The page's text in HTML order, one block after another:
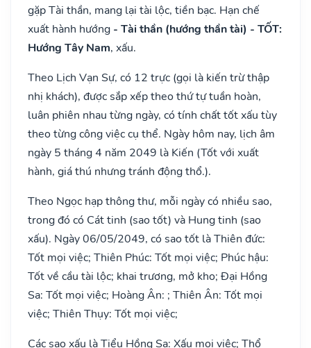
gặp Tài thần, mang lại tài lộc, tiền bạc. Hạn chế
xuất hành hướng - Tài thần (hướng thần tài) - TỐT:
Hướng Tây Nam, xấu.
Theo Lịch Vạn Sự, có 12 trực (gọi là kiến trừ thập
nhị khách), được sắp xếp theo thứ tự tuần hoàn,
luân phiên nhau từng ngày, có tính chất tốt xấu tùy
theo từng công việc cụ thể. Ngày hôm nay, lịch âm
ngày 5 tháng 4 năm 2049 là Kiến (Tốt với xuất
hành, giá thú nhưng tránh động thổ.).
Theo Ngọc hạp thông thư, mỗi ngày có nhiều sao,
trong đó có Cát tinh (sao tốt) và Hung tinh (sao
xấu). Ngày 06/05/2049, có sao tốt là Thiên đức:
Tốt mọi việc; Thiên Phúc: Tốt mọi việc; Phúc hậu:
Tốt về cầu tài lộc; khai trương, mở kho; Đại Hồng
Sa: Tốt mọi việc; Hoàng Ân: ; Thiên Ân: Tốt mọi
việc; Thiên Thụy: Tốt mọi việc;
Các sao xấu là Tiểu Hồng Sa: Xấu mọi việc; Thổ